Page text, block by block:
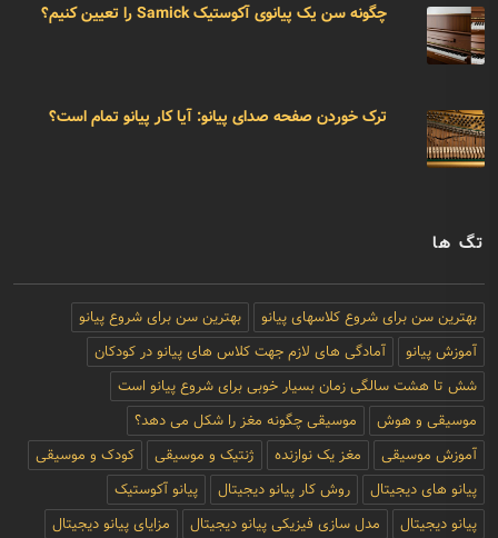
چگونه سن یک پیانوی آکوستیک Samick را تعیین کنیم؟
ترک خوردن صفحه صدای پیانو: آیا کار پیانو تمام است؟
تگ ها
بهترین سن برای شروع کلاسهای پیانو
بهترین سن برای شروع پیانو
آموزش پیانو
آمادگی های لازم جهت کلاس های پیانو در کودکان
شش تا هشت سالگی زمان بسیار خوبی برای شروع پیانو است
موسیقی و هوش
موسیقی چگونه مغز را شکل می دهد؟
آموزش موسیقی
مغز یک نوازنده ژنتیک و موسیقی
کودک و موسیقی
پیانو های دیجیتال
روش کار پیانو دیجیتال
پیانو آکوستیک
پیانو دیجیتال
مدل سازی فیزیکی پیانو دیجیتال
مزایای پیانو دیجیتال